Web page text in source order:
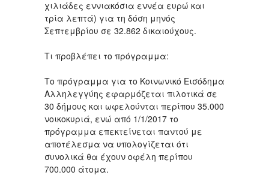
χιλιάδες εννιακόσια εννέα ευρώ και
τρία λεπτά) για τη δόση μηνός
Σεπτεμβρίου σε 32.862 δικαιούχους.
Τι προβλέπει το πρόγραμμα:
Το πρόγραμμα για το Κοινωνικό Εισόδημα
Αλληλεγγύης εφαρμόζεται πιλοτικά σε
30 δήμους και ωφελούνται περίπου 35.000
νοικοκυριά, ενώ από 1/1/2017 το
πρόγραμμα επεκτείνεται παντού με
αποτέλεσμα να υπολογίζεται ότι
συνολικά θα έχουν οφέλη περίπου
700.000 άτομα.